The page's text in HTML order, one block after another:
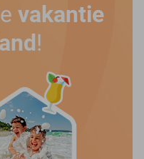
vakantie
!